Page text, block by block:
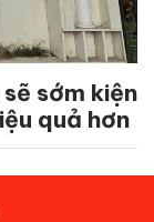
sớm kiện
quả hơn